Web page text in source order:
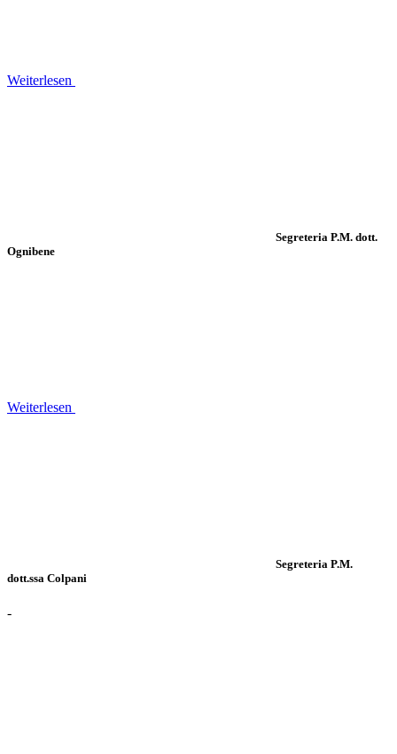
Weiterlesen
Segreteria P.M. dott.
Ognibene
Weiterlesen
Segreteria P.M.
dott.ssa Colpani
-